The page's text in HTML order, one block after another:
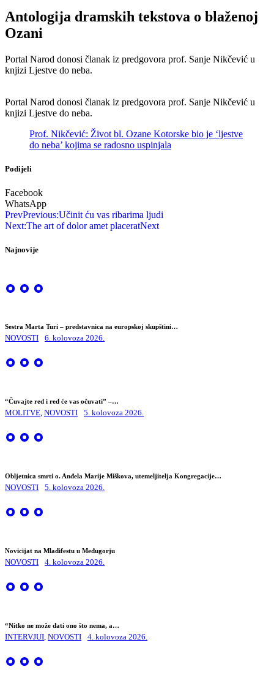
Antologija dramskih tekstova o blaženoj
Ozani
Portal Narod donosi članak iz predgovora prof. Sanje Nikčević u
knjizi Ljestve do neba.
Portal Narod donosi članak iz predgovora prof. Sanje Nikčević u
knjizi Ljestve do neba.
Prof. Nikčević: Život bl. Ozane Kotorske bio je ‘ljestve
do neba’ kojima se radosno uspinjala
Podijeli
Facebook
WhatsApp
PrevPrevious:Učinit ću vas ribarima ljudi
Next:The art of dolor amet placeratNext
Najnovije
Sestra Marta Turi – predstavnica na europskoj skupštini…
NOVOSTI 6. kolovoza 2026.
“Čuvajte red i red će vas očuvati” –…
MOLITVE, NOVOSTI 5. kolovoza 2026.
Obljetnica smrti o. Anđela Marije Miškova, utemeljitelja Kongregacije…
NOVOSTI 5. kolovoza 2026.
Novicijat na Mladifestu u Međugorju
NOVOSTI 4. kolovoza 2026.
“Nitko ne može dati ono što nema, a…
INTERVJUI, NOVOSTI 4. kolovoza 2026.